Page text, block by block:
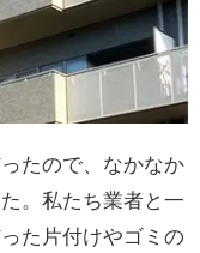
たので、なかなか
。私たち業者と一
た片付けやゴミの